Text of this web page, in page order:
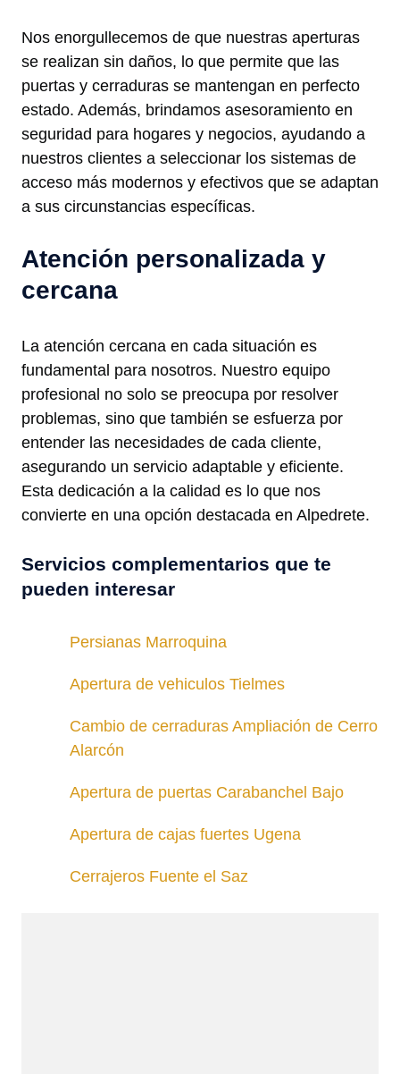
Nos enorgullecemos de que nuestras aperturas
se realizan sin daños, lo que permite que las
puertas y cerraduras se mantengan en perfecto
estado. Además, brindamos asesoramiento en
seguridad para hogares y negocios, ayudando a
nuestros clientes a seleccionar los sistemas de
acceso más modernos y efectivos que se adaptan
a sus circunstancias específicas.
Atención personalizada y
cercana
La atención cercana en cada situación es
fundamental para nosotros. Nuestro equipo
profesional no solo se preocupa por resolver
problemas, sino que también se esfuerza por
entender las necesidades de cada cliente,
asegurando un servicio adaptable y eficiente.
Esta dedicación a la calidad es lo que nos
convierte en una opción destacada en Alpedrete.
Servicios complementarios que te
pueden interesar
Persianas Marroquina
Apertura de vehiculos Tielmes
Cambio de cerraduras Ampliación de Cerro
Alarcón
Apertura de puertas Carabanchel Bajo
Apertura de cajas fuertes Ugena
Cerrajeros Fuente el Saz